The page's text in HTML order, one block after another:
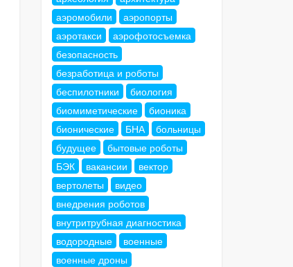
аэромобили
аэропорты
аэротакси
аэрофотосъемка
безопасность
безработица и роботы
беспилотники
биология
биомиметические
бионика
бионические
БНА
больницы
будущее
бытовые роботы
БЭК
вакансии
вектор
вертолеты
видео
внедрения роботов
внутритрубная диагностика
водородные
военные
военные дроны